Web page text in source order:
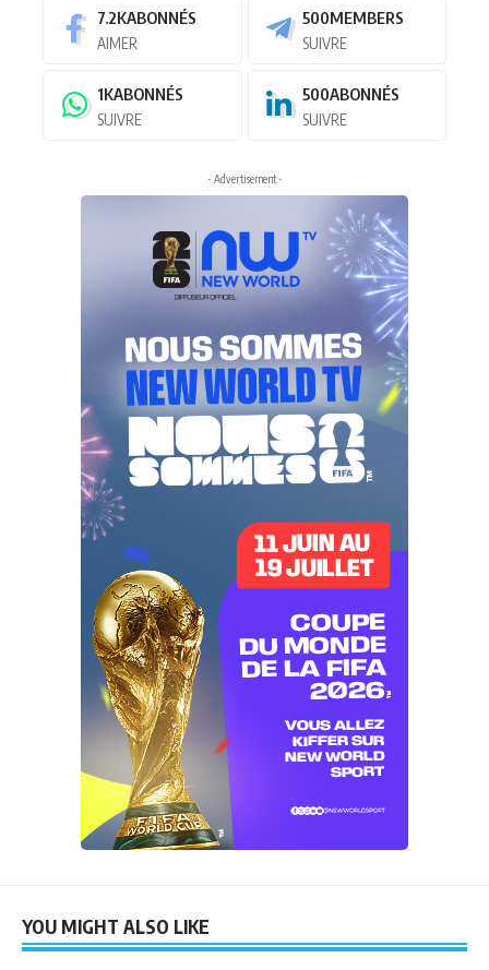
7.2KABONNÉS
AIMER
500MEMBERS
SUIVRE
1KABONNÉS
SUIVRE
500ABONNÉS
SUIVRE
- Advertisement -
YOU MIGHT ALSO LIKE